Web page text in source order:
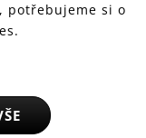
potřebujeme si o